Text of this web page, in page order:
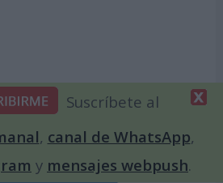
Internacionales
Suscríbete al
, canal de WhatsApp,
y mensajes webpush.